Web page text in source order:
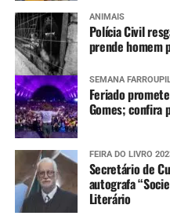
ANIMAIS
Polícia Civil
prende homem
SEMANA
Feriado
Gomes; confira
FEIRA DO LIVRO
Secretário de
autografa
Literário